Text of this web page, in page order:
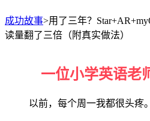
成功故事>用了三年？
读量翻了三倍（附真实做法）
一位小学英语老
以前，每个周一我都很头疼。